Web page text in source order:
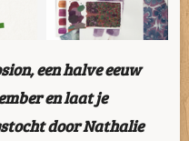
een halve eeuw
en laat je
door Nathalie